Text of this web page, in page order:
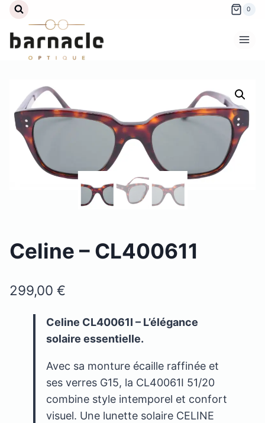
Aller
contenu
0
Celine – CL400611
299,00€
Celine CL40061I – L’élégance
solaire essentielle.
Avec sa monture écaille raffinée et
ses verres G15, la CL40061I 51/20
combine style intemporel et confort
visuel. Une lunette solaire CELINE